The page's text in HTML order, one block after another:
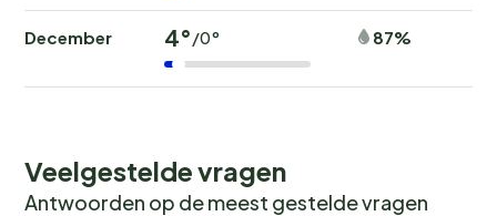
December 4°/0° 87%
Veelgestelde vragen
Antwoorden op de meest gestelde vragen